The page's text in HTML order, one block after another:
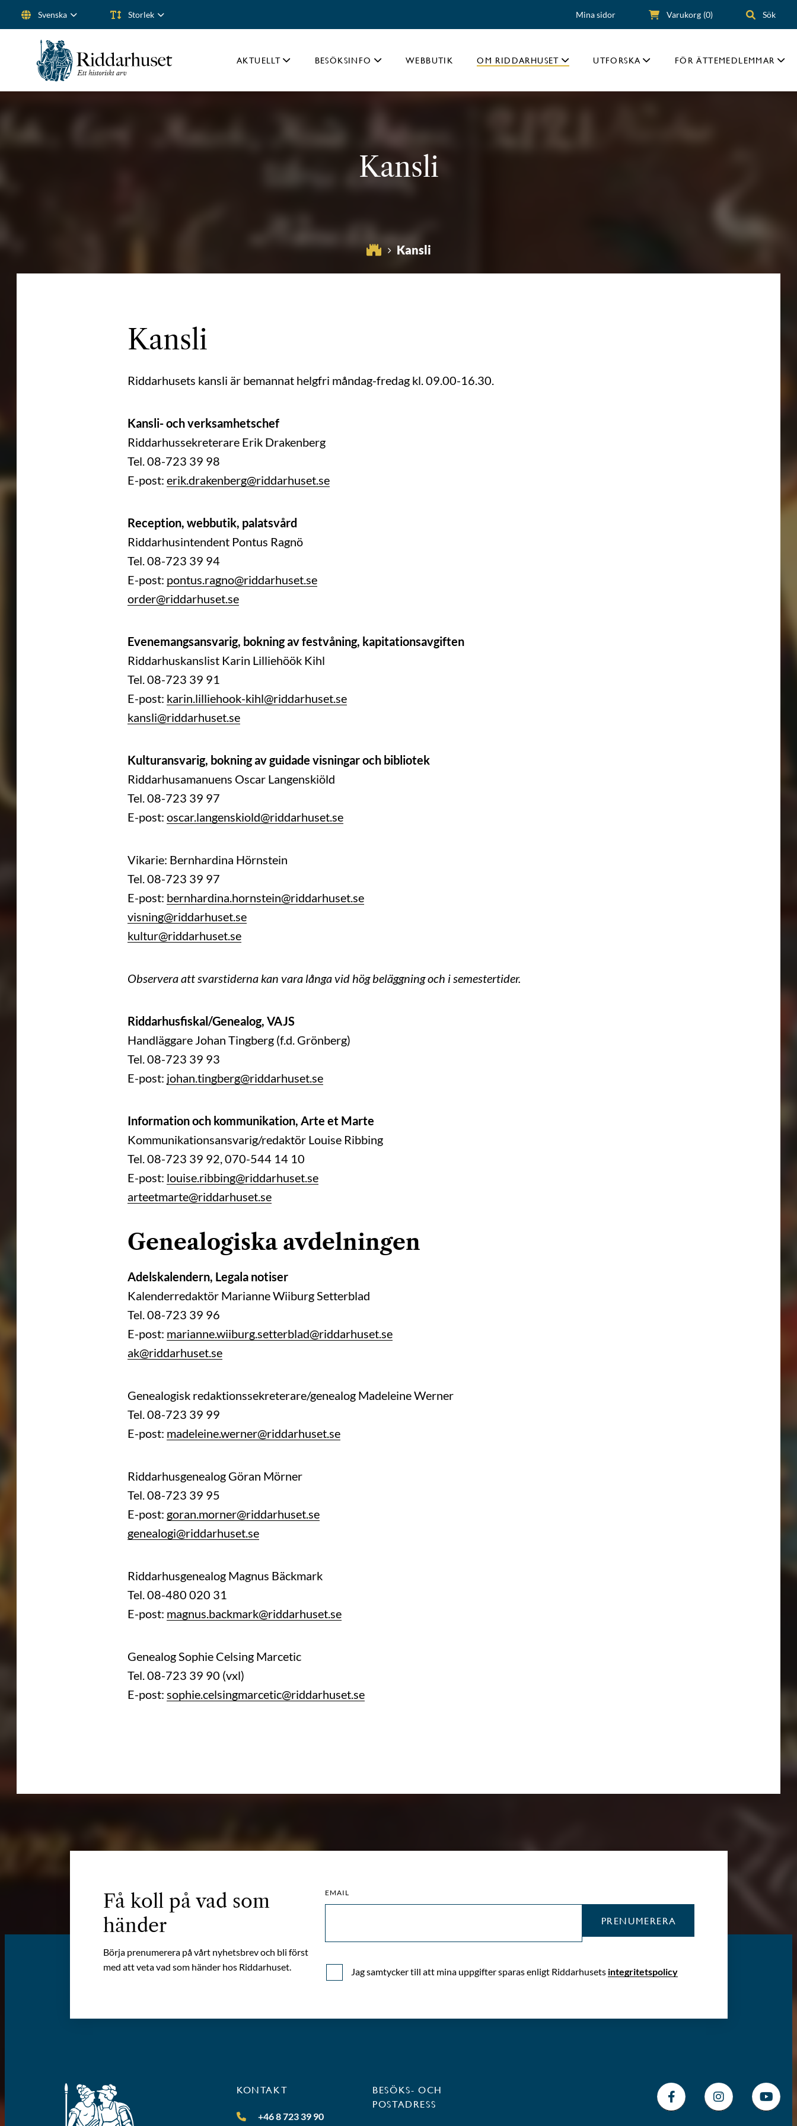
Svenska Storlek Mina sidor Varukorg (0) Sök
AKTUELLT BESÖKSINFO WEBBUTIK OM RIDDARHUSET UTFORSKA FÖR ÄTTEMEDLEMMAR
Kansli
Kansli
Kansli
Riddarhusets kansli är bemannat helgfri måndag-fredag kl. 09.00-16.30.
Kansli- och verksamhetschef
Riddarhussekreterare Erik Drakenberg
Tel. 08-723 39 98
E-post: erik.drakenberg@riddarhuset.se
Reception, webbutik, palatsvård
Riddarhusintendent Pontus Ragnö
Tel. 08-723 39 94
E-post: pontus.ragno@riddarhuset.se
order@riddarhuset.se
Evenemangsansvarig, bokning av festvåning, kapitationsavgiften
Riddarhuskanslist Karin Lilliehöök Kihl
Tel. 08-723 39 91
E-post: karin.lilliehook-kihl@riddarhuset.se
kansli@riddarhuset.se
Kulturansvarig, bokning av guidade visningar och bibliotek
Riddarhusamanuens Oscar Langenskiöld
Tel. 08-723 39 97
E-post: oscar.langenskiold@riddarhuset.se
Vikarie: Bernhardina Hörnstein
Tel. 08-723 39 97
E-post: bernhardina.hornstein@riddarhuset.se
visning@riddarhuset.se
kultur@riddarhuset.se
Observera att svarstiderna kan vara långa vid hög beläggning och i semestertider.
Riddarhusfiskal/Genealog, VAJS
Handläggare Johan Tingberg (f.d. Grönberg)
Tel. 08-723 39 93
E-post: johan.tingberg@riddarhuset.se
Information och kommunikation, Arte et Marte
Kommunikationsansvarig/redaktör Louise Ribbing
Tel. 08-723 39 92, 070-544 14 10
E-post: louise.ribbing@riddarhuset.se
arteetmarte@riddarhuset.se
Genealogiska avdelningen
Adelskalendern, Legala notiser
Kalenderredaktör Marianne Wiiburg Setterblad
Tel. 08-723 39 96
E-post: marianne.wiiburg.setterblad@riddarhuset.se
ak@riddarhuset.se
Genealogisk redaktionssekreterare/genealog Madeleine Werner
Tel. 08-723 39 99
E-post: madeleine.werner@riddarhuset.se
Riddarhusgenealog Göran Mörner
Tel. 08-723 39 95
E-post: goran.morner@riddarhuset.se
genealogi@riddarhuset.se
Riddarhusgenealog Magnus Bäckmark
Tel. 08-480 020 31
E-post: magnus.backmark@riddarhuset.se
Genealog Sophie Celsing Marcetic
Tel. 08-723 39 90 (vxl)
E-post: sophie.celsingmarcetic@riddarhuset.se
Få koll på vad som
händer
Börja prenumerera på vårt nyhetsbrev och bli först
med att veta vad som händer hos Riddarhuset.
EMAIL
Jag samtycker till att mina uppgifter sparas enligt Riddarhusets integritetspolicy
PRENUMERERA
KONTAKT
+46 8 723 39 90
BESÖKS- OCH
POSTADRESS